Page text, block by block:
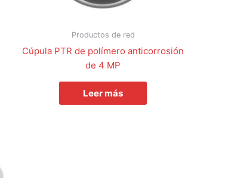
Productos de red
Cúpula PTR de polímero anticorrosión
de 4 MP
Leer más